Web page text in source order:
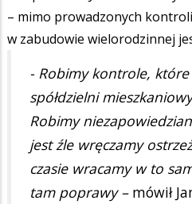
– mimo prowadzonych
w zabudowie wielorodzinnej
- Robimy kontrole, które
spółdzielni
Robimy
jest źle wręczamy
czasie wracamy w to
tam poprawy –mówił